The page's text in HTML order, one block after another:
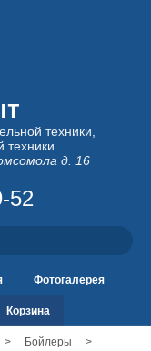
техники,
техники
д. 16
52
Фотогалерея
Корзина
> Бойлеры >